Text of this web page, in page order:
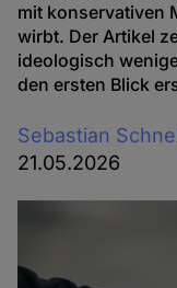
mit konservativen
wirbt. Der Artikel
ideologisch
den ersten Blick
Sebastian
21.05.2026